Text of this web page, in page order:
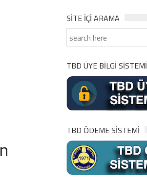
SITE IÇI ARAMA
TBD ÜYE BİLGİ SİSTEMİ
TBD ÖDEME SİSTEMİ